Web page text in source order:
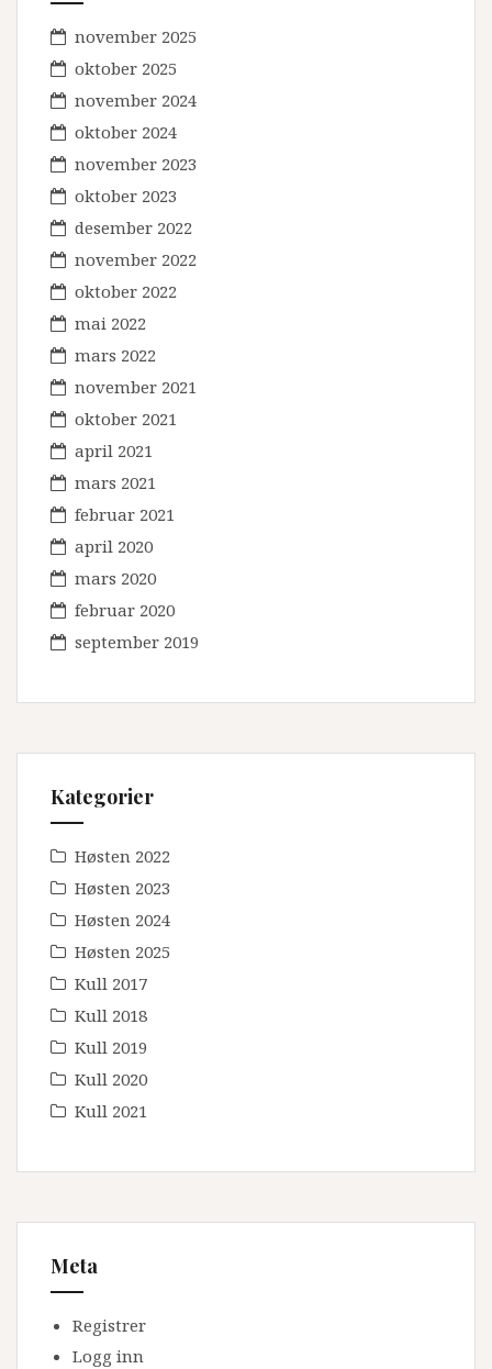
november 2025
oktober 2025
november 2024
oktober 2024
november 2023
oktober 2023
desember 2022
november 2022
oktober 2022
mai 2022
mars 2022
november 2021
oktober 2021
april 2021
mars 2021
februar 2021
april 2020
mars 2020
februar 2020
september 2019
Kategorier
Høsten 2022
Høsten 2023
Høsten 2024
Høsten 2025
Kull 2017
Kull 2018
Kull 2019
Kull 2020
Kull 2021
Meta
Registrer
Logg inn